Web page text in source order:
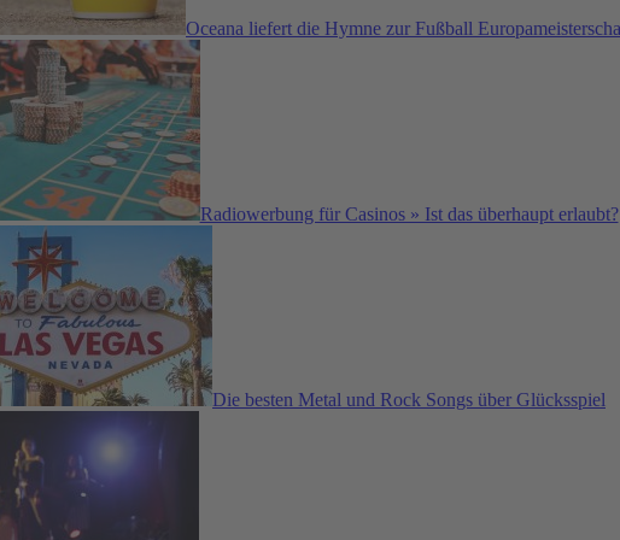
Oceana liefert die Hymne zur Fußball
Radiowerbung für Casinos » Ist das überhaupt erlaubt?
Die besten Metal und Rock Songs über Glücksspiel